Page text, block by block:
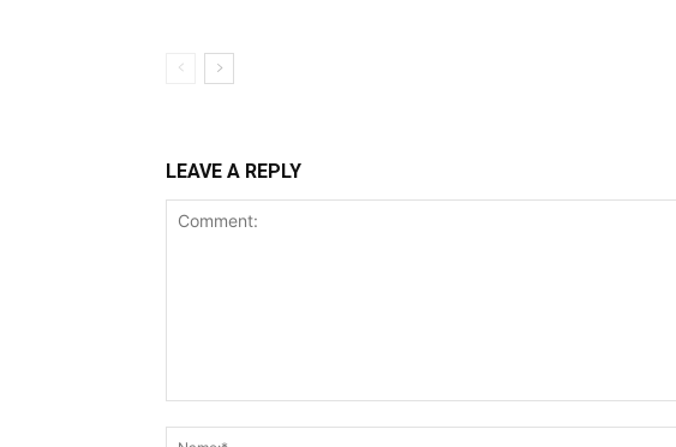
LEAVE A REPLY